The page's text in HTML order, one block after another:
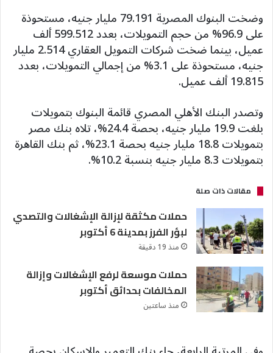
وضخت البنوك المصرية 79.191 مليار جنيه، مستحوذة
على 96.9% من حجم التمويلات، بعدد 599.512 ألف
عميل، بينما ضخت شركات التمويل العقاري 2.514 مليار
جنيه، مستحوذة على 3.1% من إجمالي التمويلات، بعدد
19.815 ألف عميل.
وتصدر البنك الأهلي المصري قائمة البنوك بتمويلات
بلغت 19.9 مليار جنيه، بحصة 24.4%، تلاه بنك مصر
بتمويلات 18.8 مليار جنيه بحصة 23.1%، ثم بنك القاهرة
بتمويلات 8.3 مليار جنيه بنسبة 10.2%.
مقالات ذات صلة
حملات مكثقة لإزالة الإشغالات والتصدي
لبؤر الفرز بمدينة 6 أكتوبر
منذ 19 دقيقة
حملات موسعة لرفع الإشغالات وإزالة
المخالفات بحدائق أكتوبر
منذ ساعتين